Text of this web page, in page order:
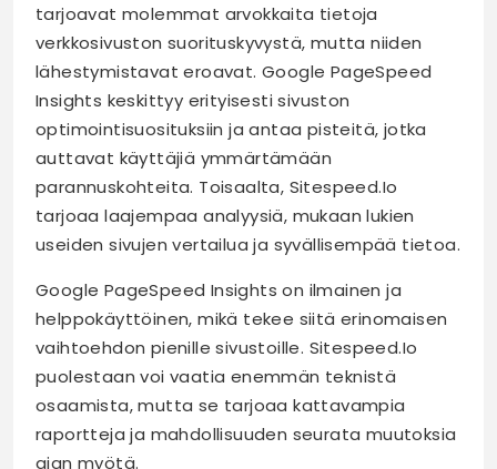
tarjoavat molemmat arvokkaita tietoja
verkkosivuston suorituskyvystä, mutta niiden
lähestymistavat eroavat. Google PageSpeed
Insights keskittyy erityisesti sivuston
optimointisuosituksiin ja antaa pisteitä, jotka
auttavat käyttäjiä ymmärtämään
parannuskohteita. Toisaalta, Sitespeed.Io
tarjoaa laajempaa analyysiä, mukaan lukien
useiden sivujen vertailua ja syvällisempää tietoa.
Google PageSpeed Insights on ilmainen ja
helppokäyttöinen, mikä tekee siitä erinomaisen
vaihtoehdon pienille sivustoille. Sitespeed.Io
puolestaan voi vaatia enemmän teknistä
osaamista, mutta se tarjoaa kattavampia
raportteja ja mahdollisuuden seurata muutoksia
ajan myötä.